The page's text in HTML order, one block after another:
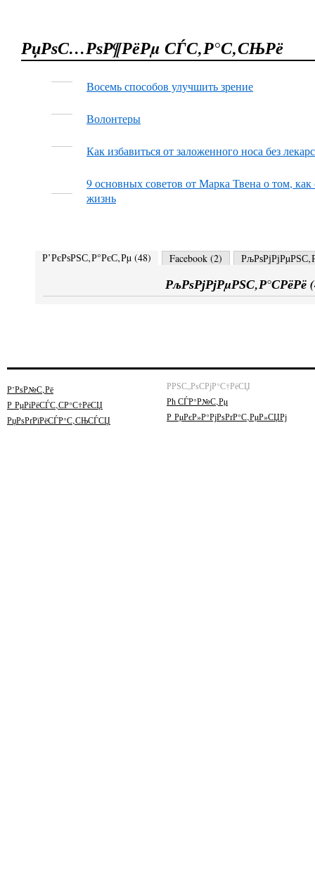
РџРѕС…РѕР¶РёРµ СЃС‚Р°С‚СЊРё
Восемь способов улучшить зрение
Волонтеры
Как избавиться от заложенного носа без
9 основных советов от Марка Твена о том, как
жизнь
Р’РєРѕРЅС‚Р°РєС‚Рµ (48) Facebook (2)
РљРѕРјРјРµРЅС‚Р°СРёРё (
Р’РѕР№С‚Рё
Р РµРіРёСЃС‚СР°С†РёСЏ
РџРѕРґРїРёСЃР°С‚СЊСЃСЏ
РРЅС„РѕСРјР°С†РёСЏ
Рћ СЃР°Р№С‚Рµ
Р РµРєР»Р°РјРѕРґР°С‚РµР»СЏРј